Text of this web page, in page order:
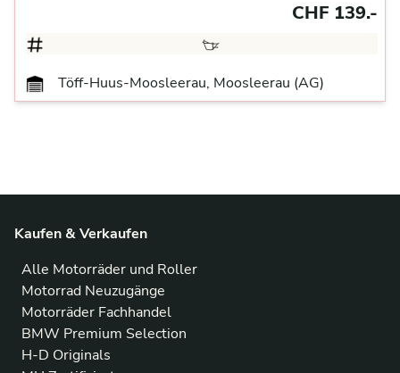
CHF 139.-
Töff-Huus-Moosleerau, Moosleerau (AG)
Kaufen & Verkaufen
Alle Motorräder und Roller
Motorrad Neuzugänge
Motorräder Fachhandel
BMW Premium Selection
H-D Originals